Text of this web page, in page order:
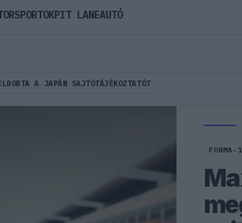
A JAPÁN SAJTÓTÁJÉKOZTATÓT
FORMA-1
PIT LANEAUTÓ